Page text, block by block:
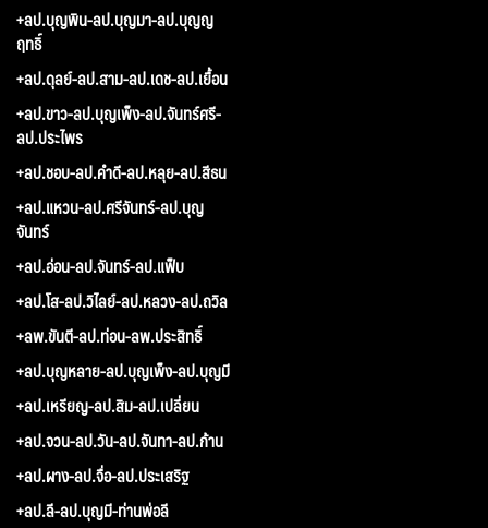
+ลป.บุญพิน-ลป.บุญมา-ลป.บุญญ
ฤทธิ์
+ลป.ดุลย์-ลป.สาม-ลป.เดช-ลป.เยื้อน
+ลป.ขาว-ลป.บุญเพ็ง-ลป.จันทร์ศรี-
ลป.ประไพร
+ลป.ชอบ-ลป.คำดี-ลป.หลุย-ลป.สีธน
+ลป.แหวน-ลป.ศรีจันทร์-ลป.บุญ
จันทร์
+ลป.อ่อน-ลป.จันทร์-ลป.แฟ็บ
+ลป.โส-ลป.วิไลย์-ลป.หลวง-ลป.ถวิล
+ลพ.ขันตี-ลป.ท่อน-ลพ.ประสิทธิ์
+ลป.บุญหลาย-ลป.บุญเพ็ง-ลป.บุญมี
+ลป.เหรียญ-ลป.สิม-ลป.เปลี่ยน
+ลป.จวน-ลป.วัน-ลป.จันทา-ลป.ก้าน
+ลป.ผาง-ลป.จื่อ-ลป.ประเสริฐ
+ลป.ลี-ลป.บุญมี-ท่านพ่อลี